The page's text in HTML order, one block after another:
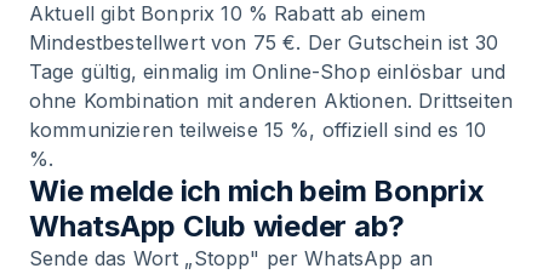
Aktuell gibt Bonprix 10 % Rabatt ab einem
Mindestbestellwert von 75 €. Der Gutschein ist 30
Tage gültig, einmalig im Online-Shop einlösbar und
ohne Kombination mit anderen Aktionen. Drittseiten
kommunizieren teilweise 15 %, offiziell sind es 10
%.
Wie melde ich mich beim Bonprix
WhatsApp Club wieder ab?
Sende das Wort „Stopp" per WhatsApp an